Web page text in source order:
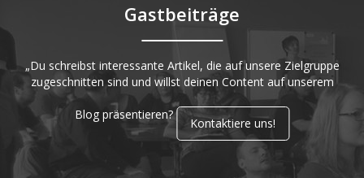
Gastbeiträge
„Du schreibst interessante Artikel, die auf unsere Zielgruppe
zugeschnitten sind und willst deinen Content auf unserem
Blog präsentieren?
Kontaktiere uns!